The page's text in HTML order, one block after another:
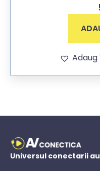
Universul conectarii